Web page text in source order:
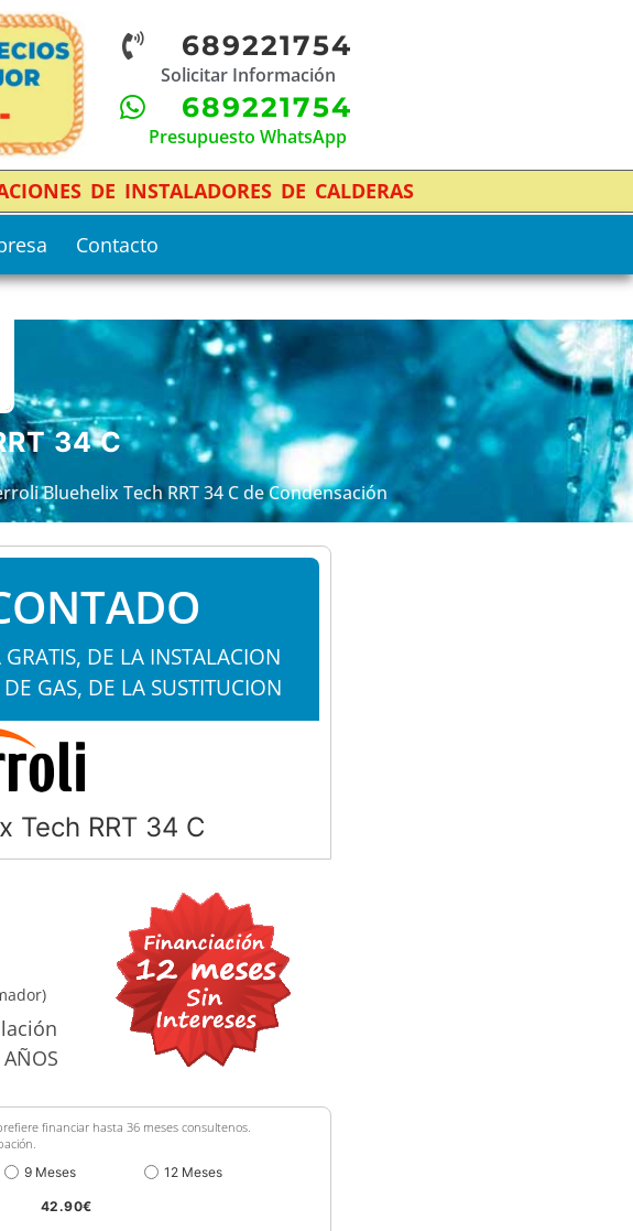
689221754
Solicitar Información
689221754
Presupuesto WhatsApp
DE INSTALADORES DE CALDERAS
Contacto
34 C
Bluehelix Tech RRT 34 C de Condensación
DE LA INSTALACION
GAS, DE LA SUSTITUCION
Tech RRT 34 C
financiar hasta 36 meses consultenos.
9 Meses 12 Meses
42.90€